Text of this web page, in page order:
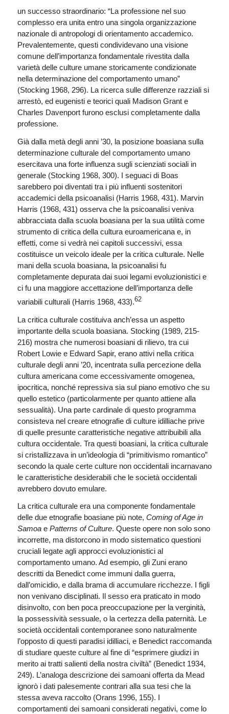
un successo straordinario: “La professione nel suo
complesso era unita entro una singola organizzazione
nazionale di antropologi di orientamento accademico.
Prevalentemente, questi condividevano una visione
comune dell’importanza fondamentale rivestita dalla
varietà delle culture umane storicamente condizionate
nella determinazione del comportamento umano”
(Stocking 1968, 296). La ricerca sulle differenze razziali si
arrestò, ed eugenisti e teorici quali Madison Grant e
Charles Davenport furono esclusi completamente dalla
professione.
Già dalla metà degli anni ’30, la posizione boasiana sulla
determinazione culturale del comportamento umano
esercitava una forte influenza sugli scienziati sociali in
generale (Stocking 1968, 300). I seguaci di Boas
sarebbero poi diventati tra i più influenti sostenitori
accademici della psicoanalisi (Harris 1968, 431). Marvin
Harris (1968, 431) osserva che la psicoanalisi veniva
abbracciata dalla scuola boasiana per la sua utilità come
strumento di critica della cultura euroamericana e, in
effetti, come si vedrà nei capitoli successivi, essa
costituisce un veicolo ideale per la critica culturale. Nelle
mani della scuola boasiana, la psicoanalisi fu
completamente depurata dai suoi legami evoluzionistici e
ci fu una maggiore accettazione dell’importanza delle
variabili culturali (Harris 1968, 433).62
La critica culturale costituiva anch’essa un aspetto
importante della scuola boasiana. Stocking (1989, 215-
216) mostra che numerosi boasiani di rilievo, tra cui
Robert Lowie e Edward Sapir, erano attivi nella critica
culturale degli anni ’20, incentrata sulla percezione della
cultura americana come eccessivamente omogenea,
ipocritica, nonché repressiva sia sul piano emotivo che su
quello estetico (particolarmente per quanto attiene alla
sessualità). Una parte cardinale di questo programma
consisteva nel creare etnografie di culture idilliache prive
di quelle presunte caratteristiche negative attribuibili alla
cultura occidentale. Tra questi boasiani, la critica culturale
si cristallizzava in un’ideologia di “primitivismo romantico”
secondo la quale certe culture non occidentali incarnavano
le caratteristiche desiderabili che le società occidentali
avrebbero dovuto emulare.
La critica culturale era una componente fondamentale
delle due etnografie boasiane più note, Coming of Age in
Samoae Patterns of Culture. Queste opere non solo sono
incorrette, ma distorcono in modo sistematico questioni
cruciali legate agli approcci evoluzionistici al
comportamento umano. Ad esempio, gli Zuni erano
descritti da Benedict come immuni dalla guerra,
dall’omicidio, e dalla brama di accumulare ricchezze. I figli
non venivano disciplinati. Il sesso era praticato in modo
disinvolto, con ben poca preoccupazione per la verginità,
la possessività sessuale, o la certezza della paternità. Le
società occidentali contemporanee sono naturalmente
l’opposto di questi paradisi idilliaci, e Benedict raccomanda
di studiare queste culture al fine di “esprimere giudizi in
merito ai tratti salienti della nostra civiltà” (Benedict 1934,
249). L’analoga descrizione dei samoani offerta da Mead
ignorò i dati palesemente contrari alla sua tesi che la
stessa aveva raccolto (Orans 1996, 155). I
comportamenti dei samoani considerati negativi, come lo